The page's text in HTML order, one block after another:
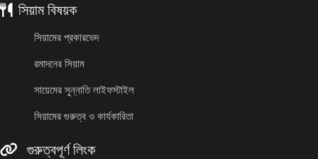
সিয়াম বিষয়ক
সিয়ামের প্রকারভেদ
রমাদনের সিয়াম
সায়েমের সুন্নাতি লাইফস্টাইল
সিয়ামের গুরুত্ব ও কার্যকারিতা
গুরুত্বপূর্ণ লিংক